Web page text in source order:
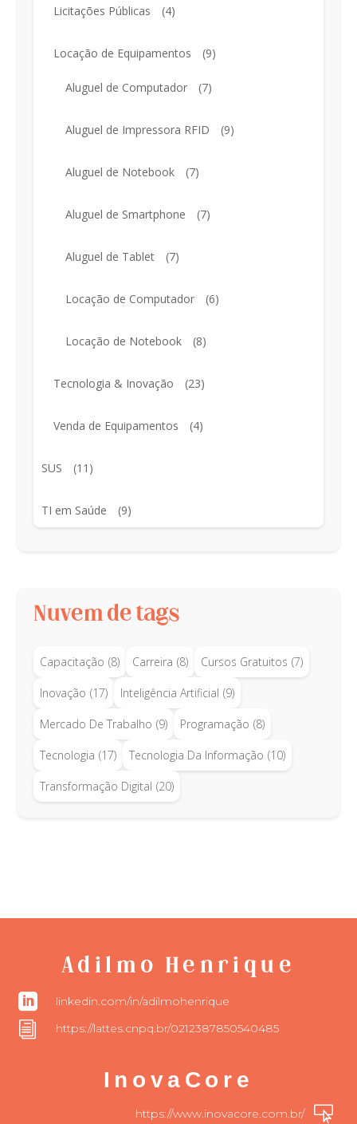
Licitações Públicas (4)
Locação de Equipamentos (9)
Aluguel de Computador (7)
Aluguel de Impressora RFID (9)
Aluguel de Notebook (7)
Aluguel de Smartphone (7)
Aluguel de Tablet (7)
Locação de Computador (6)
Locação de Notebook (8)
Tecnologia & Inovação (23)
Venda de Equipamentos (4)
SUS (11)
TI em Saúde (9)
Nuvem de tags
Capacitação (8) Carreira (8) Cursos Gratuitos (7)
Inovação (17) Inteligência Artificial (9)
Mercado De Trabalho (9) Programação (8)
Tecnologia (17) Tecnologia Da Informação (10)
Transformação Digital (20)
Adilmo Henrique
 linkedin.com/in/adilmohenrique
i https://lattes.cnpq.br/0212387850540485
InovaCore

https://www.inovacore.com.br/